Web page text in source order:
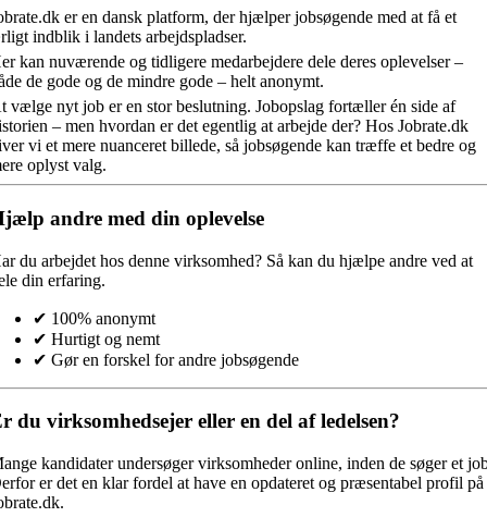
er en dansk platform, der hjælper jobsøgende med at få et
indblik i landets arbejdspladser.
kan nuværende og tidligere medarbejdere dele deres oplevelser –
de gode og de mindre gode – helt anonymt.
vælge nyt job er en stor beslutning. Jobopslag fortæller én side af
– men hvordan er det egentlig at arbejde der? Hos Jobrate.dk
vi et mere nuanceret billede, så jobsøgende kan træffe et bedre og
oplyst valg.
andre med din oplevelse
du arbejdet hos denne virksomhed? Så kan du hjælpe andre ved at
din erfaring.
✔ 100% anonymt
✔ Hurtigt og nemt
✔ Gør en forskel for andre jobsøgende
du virksomhedsejer eller en del af ledelsen?
kandidater undersøger virksomheder online, inden de søger et
er det en klar fordel at have en opdateret og præsentabel profil på